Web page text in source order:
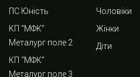
ПС Юність
КП “МФК”
Металург поле 2
КП “МФК”
Металург поле 3
Чоловіки
Жінки
Діти